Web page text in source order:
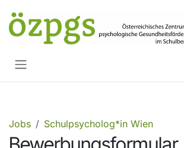
Jobs Schulpsycholog*in Wien